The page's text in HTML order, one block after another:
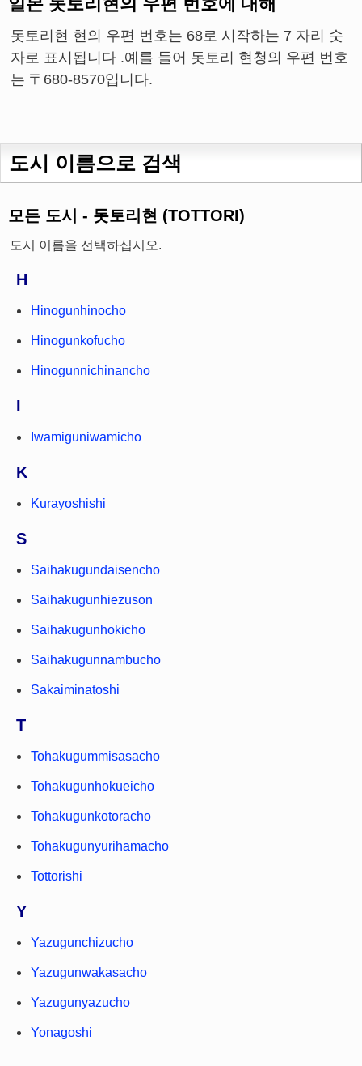
돗토리현 현의 우편 번호는 68로 시작하는 7 자리 숫
자로 표시됩니다 .예를 들어 돗토리 현청의 우편 번호
는 〒680-8570입니다.
도시 이름으로 검색
모든 도시 - 돗토리현 (TOTTORI)
도시 이름을 선택하십시오.
H
Hinogunhinocho
Hinogunkofucho
Hinogunnichinancho
I
Iwamiguniwamicho
K
Kurayoshishi
S
Saihakugundaisencho
Saihakugunhiezuson
Saihakugunhokicho
Saihakugunnambucho
Sakaiminatoshi
T
Tohakugummisasacho
Tohakugunhokueicho
Tohakugunkotoracho
Tohakugunyurihamacho
Tottorishi
Y
Yazugunchizucho
Yazugunwakasacho
Yazugunyazucho
Yonagoshi